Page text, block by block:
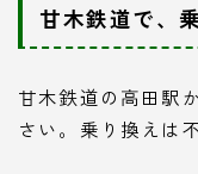
甘木鉄道で、
甘木鉄道の高田駅
さい。乗り換えは